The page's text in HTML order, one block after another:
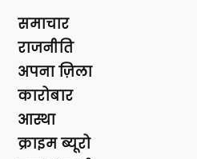
समाचार
राजनीति
अपना ज़िला
कारोबार
आस्था
क्राइम ब्यूरो